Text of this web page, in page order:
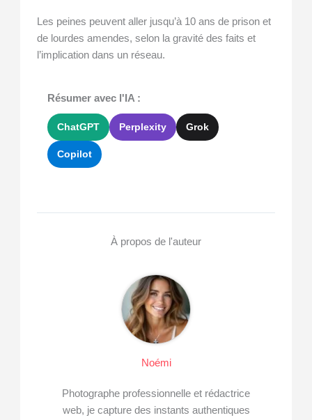
Les peines peuvent aller jusqu’à 10 ans de prison et
de lourdes amendes, selon la gravité des faits et
l’implication dans un réseau.
Résumer avec l'IA :
ChatGPT Perplexity Grok
Copilot
À propos de l'auteur
Noémi
Photographe professionnelle et rédactrice
web, je capture des instants authentiques